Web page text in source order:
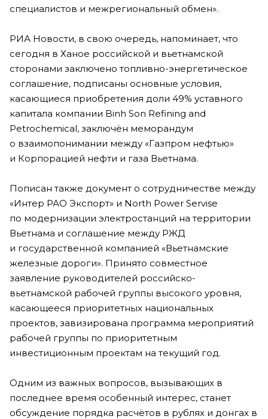
специалистов и межрегиональный обмен».
РИА Новости, в свою очередь, напоминает, что
сегодня в Ханое российской и вьетнамской
сторонами заключено топливно-энергетическое
соглашение, подписаны основные условия,
касающиеся приобретения доли 49% уставного
капитала компании Binh Son Refining and
Petrochemical, заключён меморандум
о взаимопонимании между «Газпром нефтью»
и Корпорацией нефти и газа Вьетнама.
Пописан также документ о сотрудничестве между
«Интер РАО Экспорт» и North Power Servise
по модернизации электростанций на территории
Вьетнама и соглашение между РЖД
и государственной компанией «Вьетнамские
железные дороги». Принято совместное
заявление руководителей российско-
вьетнамской рабочей группы высокого уровня,
касающееся приоритетных национальных
проектов, завизирована программа мероприятий
рабочей группы по приоритетным
инвестиционным проектам на текущий год.
Одним из важных вопросов, вызывающих в
последнее время особенный интерес, станет
обсуждение порядка расчётов в рублях и донгах в